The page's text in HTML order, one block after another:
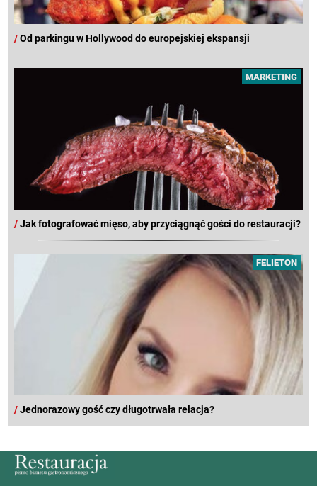
/Od parkingu w Hollywood do europejskiej ekspansji
MARKETING
/Jak fotografować mięso, aby przyciągnąć gości do restauracji?
FELIETON
/Jednorazowy gość czy długotrwała relacja?